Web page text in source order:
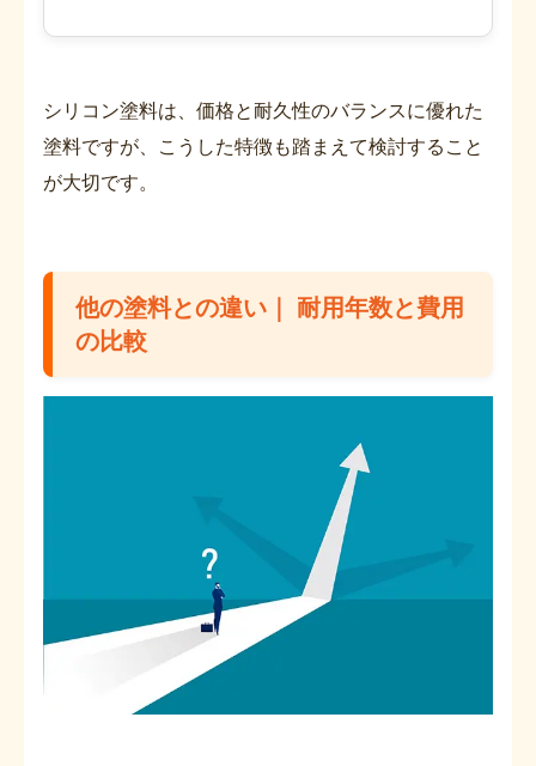
シリコン塗料は、価格と耐久性のバランスに優れた
塗料ですが、こうした特徴も踏まえて検討すること
が大切です。
他の塗料との違い｜ 耐用年数と費用
の比較